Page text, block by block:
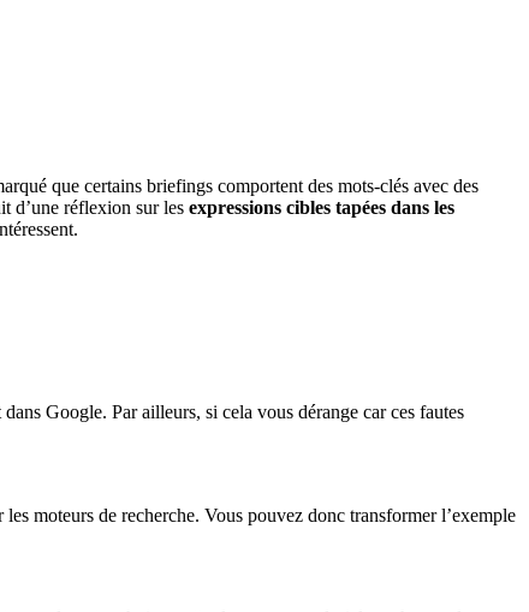
que certains briefings comportent des mots-clés avec des
d’une réflexion sur les expressions cibles tapées dans les
Google. Par ailleurs, si cela vous dérange car ces fautes
moteurs de recherche. Vous pouvez donc transformer l’exemple